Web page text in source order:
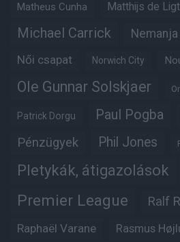
Matheus Cunha Matthijs de Ligt
Michael Carrick
Női csapat Norwich City
Ole Gunnar Solskjaer
Patrick Dorgu Paul Pogba
Pénzügyek Phil Jones
Pletykák, átigazolások
Premier League Ralf
Raphaël Varane Rasmus